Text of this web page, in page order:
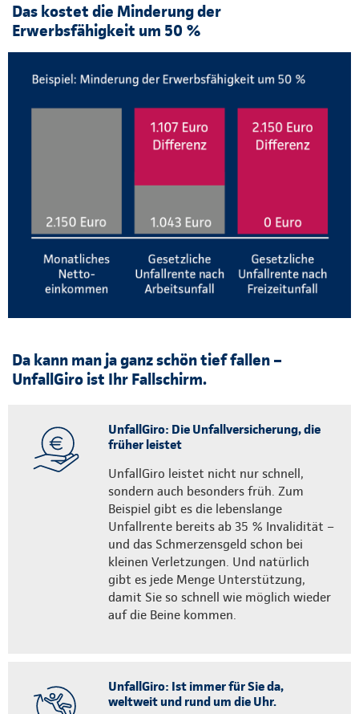
Das kostet die Minderung der
Erwerbsfähigkeit um 50 %
Da kann man ja ganz schön tief fallen –
UnfallGiro ist Ihr Fallschirm.
UnfallGiro: Die Unfallversicherung, die
früher leistet
UnfallGiro leistet nicht nur schnell,
sondern auch besonders früh. Zum
Beispiel gibt es die lebenslange
Unfallrente bereits ab 35 % Invalidität –
und das Schmerzensgeld schon bei
kleinen Verletzungen. Und natürlich
gibt es jede Menge Unterstützung,
damit Sie so schnell wie möglich wieder
auf die Beine kommen.
UnfallGiro: Ist immer für Sie da,
weltweit und rund um die Uhr.